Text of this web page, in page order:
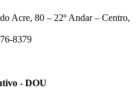
Acre, 80 – 22º Andar – Centro,
8379
- DOU